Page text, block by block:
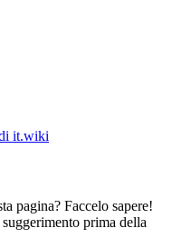
it.wiki
pagina? Faccelo sapere!
prima della